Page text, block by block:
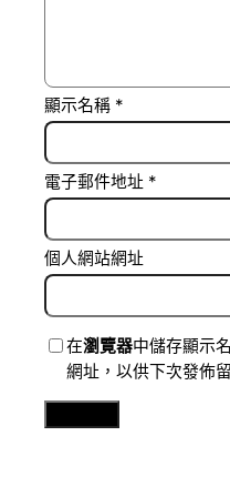
顯示名稱 *
電子郵件地址 *
個人網站網址
在瀏覽器中儲存顯示
網址，以供下次發佈